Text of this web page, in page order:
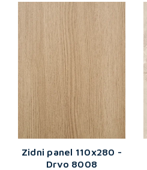
Zidni panel 110x280 -
Drvo 8008